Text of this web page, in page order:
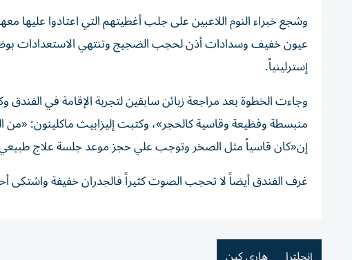
وشجع خبراء النوم اللاعبين على جلب أغطيتهم التي اعتادوا عليها
إسترلينياً.
منبسطة وفظيعة وقاسية كالحجر»، وكتبت إليزابيث ماكلينون:
إن«كان قاسياً مثل الصخر وتوجب علي حجز موعد جلسة علاج
غرف الفندق أيضاً لا تحجب الصوت كثيراً فالجدران خفيفة واشتكى